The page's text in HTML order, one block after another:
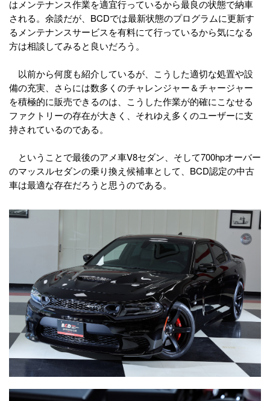
はメンテナンス作業を適宜行っているから最良の状態で納車
される。余談だが、BCDでは最新状態のプログラムに更新す
るメンテナンスサービスを有料にて行っているから気になる
方は相談してみると良いだろう。
以前から何度も紹介しているが、こうした適切な処置や設
備の充実、さらには数多くのチャレンジャー＆チャージャー
を積極的に販売できるのは、こうした作業が的確にこなせる
ファクトリーの存在が大きく、それゆえ多くのユーザーに支
持されているのである。
ということで最後のアメ車V8セダン、そして700hpオーバー
のマッスルセダンの乗り換え候補車として、BCD認定の中古
車は最適な存在だろうと思うのである。